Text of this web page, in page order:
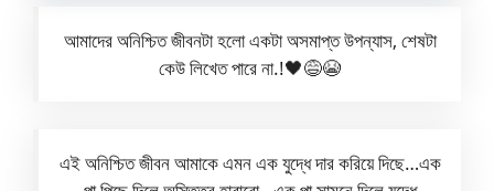
আমাদের অনিশ্চিত জীবনটা হলো একটা অসমাপ্ত উপন্যাস, শেষটা
কেউ লিখেত পারে না.!🖤😅😭
এই অনিশ্চিত জীবন আমাকে এমন এক যুদ্ধে দার করিয়ে দিছে…এক